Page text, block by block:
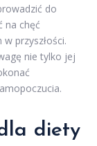
do
na chęć
przyszłości.
nie tylko jej
diety